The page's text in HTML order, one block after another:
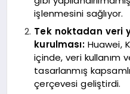
işlenmesini sağlıyor.
Tek noktadan veri
kurulması:Huawei,
içinde, veri kullanım
tasarlanmış
çerçevesi geliştirdi.